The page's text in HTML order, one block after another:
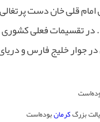
قلی خان دست
در تقسیمات فعلی
جوار خلیج فارس و
کرمانبوده‌است